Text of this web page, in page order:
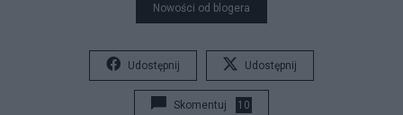
Nowości od blogera
Udostępnij Udostępnij
Skomentuj 10